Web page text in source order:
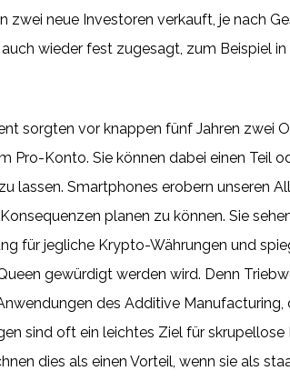
neue Investoren verkauft, je nach
wieder fest zugesagt, zum Beispiel
sorgten vor knappen fünf Jahren zwei
Konto. Sie können dabei einen Teil
lassen. Smartphones erobern unseren
planen zu können. Sie
für jegliche Krypto-Währungen und
gewürdigt werden wird. Denn
des Additive
sind oft ein leichtes Ziel für
dies als einen Vorteil, wenn sie als